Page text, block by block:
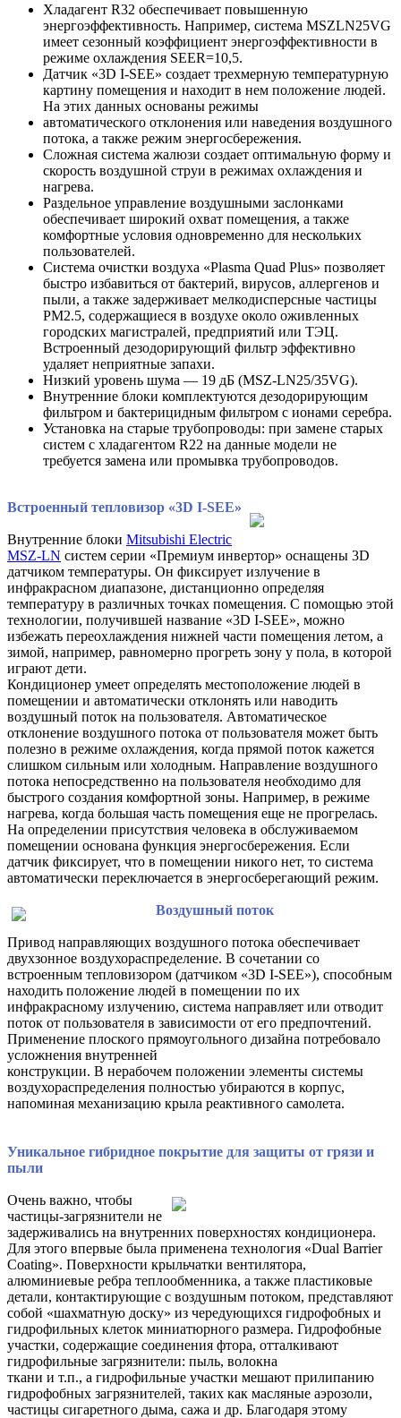
Хладагент R32 обеспечивает повышенную
энергоэффективность. Например, система MSZLN25VG
имеет сезонный коэффициент энергоэффективности в
режиме охлаждения SEER=10,5.
Датчик «3D I-SEE» создает трехмерную температурную
картину помещения и находит в нем положение людей.
На этих данных основаны режимы
автоматического отклонения или наведения воздушного
потока, а также режим энергосбережения.
Сложная система жалюзи создает оптимальную форму и
скорость воздушной струи в режимах охлаждения и
нагрева.
Раздельное управление воздушными заслонками
обеспечивает широкий охват помещения, а также
комфортные условия одновременно для нескольких
пользователей.
Система очистки воздуха «Plasma Quad Plus» позволяет
быстро избавиться от бактерий, вирусов, аллергенов и
пыли, а также задерживает мелкодисперсные частицы
PM2.5, содержащиеся в воздухе около оживленных
городских магистралей, предприятий или ТЭЦ.
Встроенный дезодорирующий фильтр эффективно
удаляет неприятные запахи.
Низкий уровень шума — 19 дБ (MSZ-LN25/35VG).
Внутренние блоки комплектуются дезодорирующим
фильтром и бактерицидным фильтром с ионами серебра.
Установка на старые трубопроводы: при замене старых
систем с хладагентом R22 на данные модели не
требуется замена или промывка трубопроводов.
Встроенный тепловизор «3D I-SEE»
Внутренние блоки Mitsubishi Electric
MSZ-LN систем серии «Премиум инвертор» оснащены 3D
датчиком температуры. Он фиксирует излучение в
инфракрасном диапазоне, дистанционно определяя
температуру в различных точках помещения. С помощью этой
технологии, получившей название «3D I-SEE», можно
избежать переохлаждения нижней части помещения летом, а
зимой, например, равномерно прогреть зону у пола, в которой
играют дети.
Кондиционер умеет определять местоположение людей в
помещении и автоматически отклонять или наводить
воздушный поток на пользователя. Автоматическое
отклонение воздушного потока от пользователя может быть
полезно в режиме охлаждения, когда прямой поток кажется
слишком сильным или холодным. Направление воздушного
потока непосредственно на пользователя необходимо для
быстрого создания комфортной зоны. Например, в режиме
нагрева, когда большая часть помещения еще не прогрелась.
На определении присутствия человека в обслуживаемом
помещении основана функция энергосбережения. Если
датчик фиксирует, что в помещении никого нет, то система
автоматически переключается в энергосберегающий режим.
Воздушный поток
Привод направляющих воздушного потока обеспечивает
двухзонное воздухораспределение. В сочетании со
встроенным тепловизором (датчиком «3D I-SEE»), способным
находить положение людей в помещении по их
инфракрасному излучению, система направляет или отводит
поток от пользователя в зависимости от его предпочтений.
Применение плоского прямоугольного дизайна потребовало
усложнения внутренней
конструкции. В нерабочем положении элементы системы
воздухораспределения полностью убираются в корпус,
напоминая механизацию крыла реактивного самолета.
Уникальное гибридное покрытие для защиты от грязи и
пыли
Очень важно, чтобы
частицы-загрязнители не
задерживались на внутренних поверхностях кондиционера.
Для этого впервые была применена технология «Dual Barrier
Coating». Поверхности крыльчатки вентилятора,
алюминиевые ребра теплообменника, а также пластиковые
детали, контактирующие с воздушным потоком, представляют
собой «шахматную доску» из чередующихся гидрофобных и
гидрофильных клеток миниатюрного размера. Гидрофобные
участки, содержащие соединения фтора, отталкивают
гидрофильные загрязнители: пыль, волокна
ткани и т.п., а гидрофильные участки мешают прилипанию
гидрофобных загрязнителей, таких как масляные аэрозоли,
частицы сигаретного дыма, сажа и др. Благодаря этому